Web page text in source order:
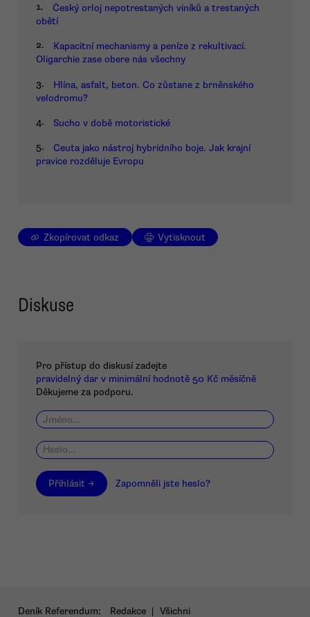
1.
Český orloj nepotrestaných viníků a trestaných
obětí
2.
Kapacitní mechanismy a peníze z rekultivací.
Oligarchie zase obere nás všechny
3.
Hlína, asfalt, beton. Co zůstane z brněnského
velodromu?
4. Sucho v době motoristické
5.
Ceuta jako nástroj hybridního boje. Jak krajní
pravice rozděluje Evropu
Zkopírovat odkaz Vytisknout
Diskuse
Pro přístup do diskusí zadejte
pravidelný dar v minimální hodnotě 50 Kč měsíčně
Děkujeme za podporu.
Přihlásit → Zapomněli jste heslo?
Deník Referendum: Redakce | Všichni